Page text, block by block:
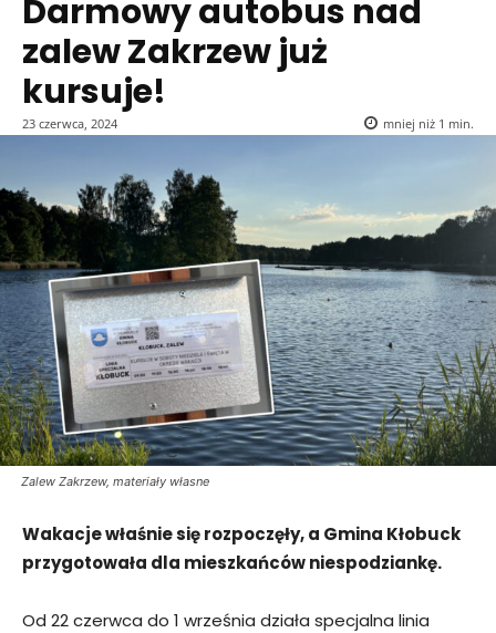
Darmowy autobus nad
zalew Zakrzew już
kursuje!
23 czerwca, 2024 mniej niż 1 min.
Zalew Zakrzew, materiały własne
Wakacje właśnie się rozpoczęły, a Gmina Kłobuck
przygotowała dla mieszkańców niespodziankę.
Od 22 czerwca do 1 września działa specjalna linia